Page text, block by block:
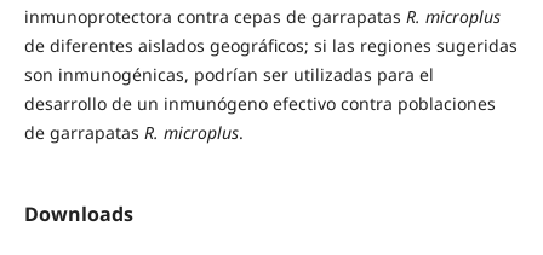
inmunoprotectora contra cepas de garrapatas R. microplus
de diferentes aislados geográficos; si las regiones sugeridas
son inmunogénicas, podrían ser utilizadas para el
desarrollo de un inmunógeno efectivo contra poblaciones
de garrapatas R. microplus.
Downloads